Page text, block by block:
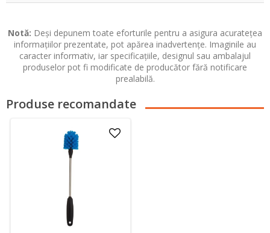
Notă: Deși depunem toate eforturile pentru a asigura acuratețea
informațiilor prezentate, pot apărea inadvertențe. Imaginile au
caracter informativ, iar specificațiile, designul sau ambalajul
produselor pot fi modificate de producător fără notificare
prealabilă.
Produse recomandate